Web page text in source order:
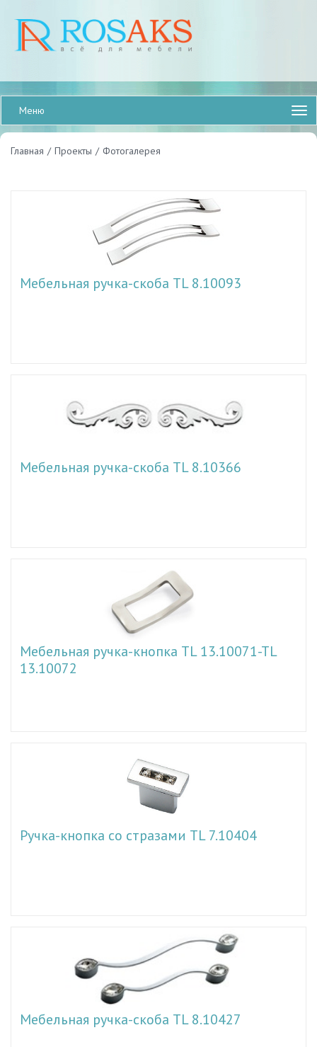
Меню
Главная / Проекты / Фотогалерея
Мебельная ручка-скоба TL 8.10093
Мебельная ручка-скоба TL 8.10366
Мебельная ручка-кнопка TL 13.10071-TL
13.10072
Ручка-кнопка со стразами TL 7.10404
Мебельная ручка-скоба TL 8.10427